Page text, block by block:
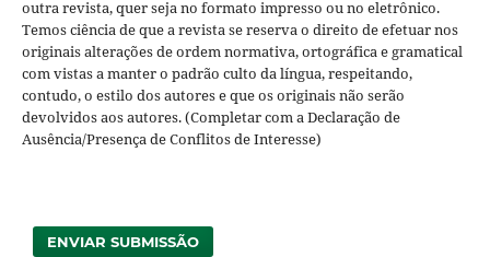
outra revista, quer seja no formato impresso ou no eletrônico.
Temos ciência de que a revista se reserva o direito de efetuar nos
originais alterações de ordem normativa, ortográfica e gramatical
com vistas a manter o padrão culto da língua, respeitando,
contudo, o estilo dos autores e que os originais não serão
devolvidos aos autores. (Completar com a Declaração de
Ausência/Presença de Conflitos de Interesse)
ENVIAR SUBMISSÃO